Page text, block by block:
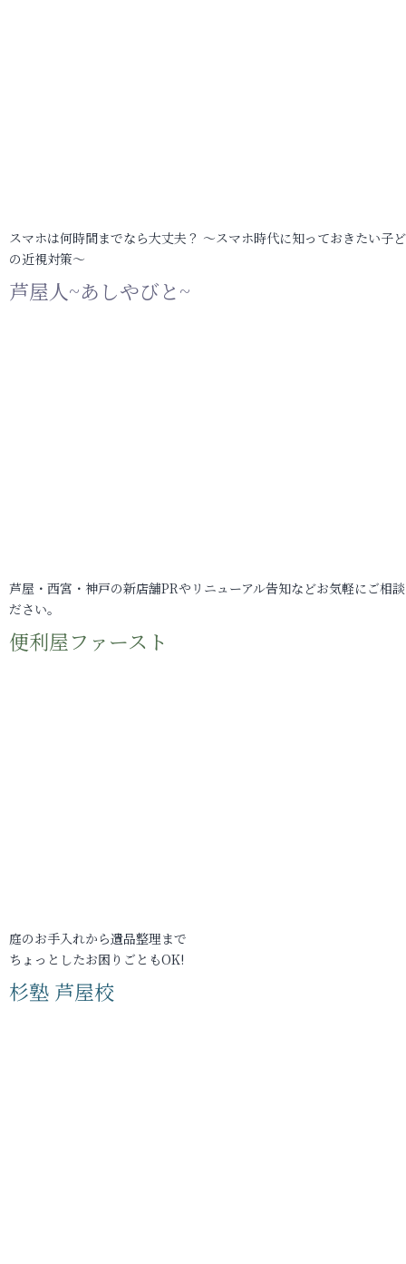
スマホは何時間までなら大丈夫？ ～スマホ時代に知っておきたい子
の近視対策～
芦屋人~あしやびと~
芦屋・西宮・神戸の新店舗PRやリニューアル告知などお気軽にご相
ださい。
便利屋ファースト
庭のお手入れから遺品整理まで
ちょっとしたお困りごともOK!
杉塾 芦屋校